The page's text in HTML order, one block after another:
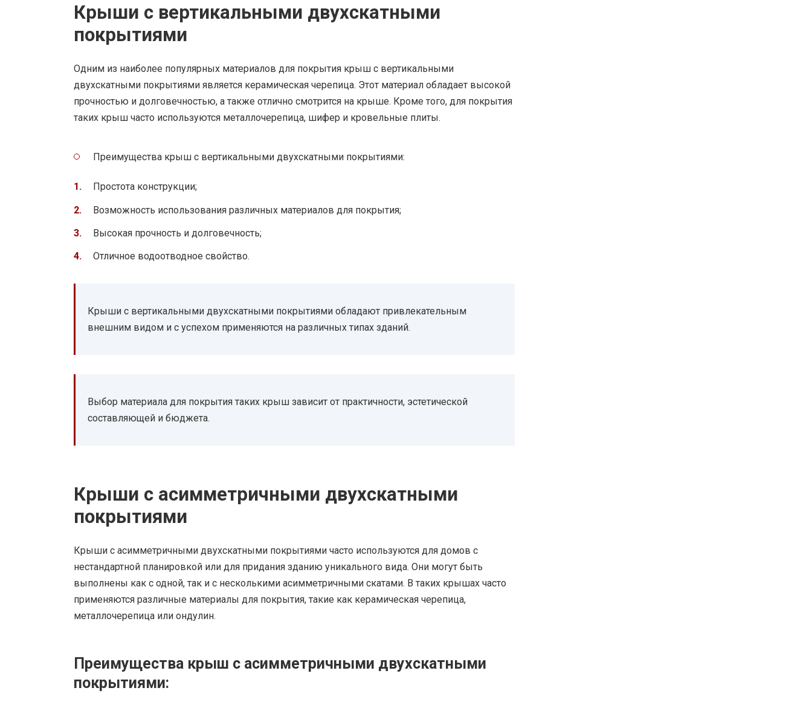
Крыши с вертикальными двухскатными
покрытиями
Одним из наиболее популярных материалов для покрытия крыш с вертикальными
двухскатными покрытиями является керамическая черепица. Этот материал обладает высокой
прочностью и долговечностью, а также отлично смотрится на крыше. Кроме того, для покрытия
таких крыш часто используются металлочерепица, шифер и кровельные плиты.
Преимущества крыш с вертикальными двухскатными покрытиями:
Простота конструкции;
Возможность использования различных материалов для покрытия;
Высокая прочность и долговечность;
Отличное водоотводное свойство.
Крыши с вертикальными двухскатными покрытиями обладают привлекательным
внешним видом и с успехом применяются на различных типах зданий.
Выбор материала для покрытия таких крыш зависит от практичности, эстетической
составляющей и бюджета.
Крыши с асимметричными двухскатными
покрытиями
Крыши с асимметричными двухскатными покрытиями часто используются для домов с
нестандартной планировкой или для придания зданию уникального вида. Они могут быть
выполнены как с одной, так и с несколькими асимметричными скатами. В таких крышах часто
применяются различные материалы для покрытия, такие как керамическая черепица,
металлочерепица или ондулин.
Преимущества крыш с асимметричными двухскатными
покрытиями: